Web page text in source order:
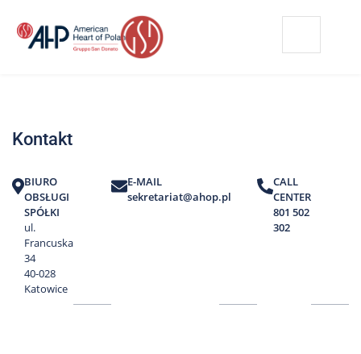
treści
Strefa
Edukacja
Pacjenta
O
nas
Marki
Kontakt
BIURO
OBSŁUGI
SPÓŁKI
ul.
Francuska
34
40-028
Katowice
E-MAIL
sekretariat@ahop.pl
CALL
CENTER
801 502
302